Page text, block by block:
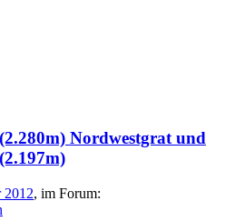
Nordwestgrat und
2012, im Forum: